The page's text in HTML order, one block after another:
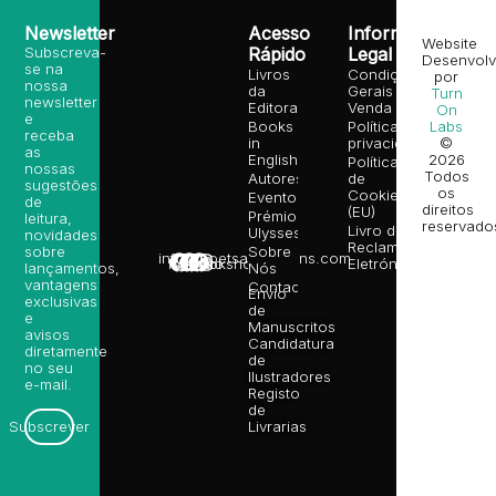
info@poetsandragons.com
Infantil
Adulto
Bookshop
Acesso
Rápido
Livros
da
Editora
Books
in
English
Autores
Eventos
Prémio
Ulysses
Sobre
Nós
Contactos
Envio
de
Manuscritos
Candidatura
de
Ilustradores
Registo
de
Livrarias
Informação
Legal
Condições
Gerais de
Venda
Política de
privacidade
Política
de
Cookies
(EU)
Livro de
Reclamações
Eletrónico
Newsletter
Subscreva-
se na
nossa
newsletter
e
receba
as
nossas
sugestões
de
leitura,
novidades
sobre
lançamentos,
vantagens
exclusivas
e
avisos
diretamente
no seu
e-mail.
Subscrever
Website
por
Turn
On
Labs
©
2026
Todos
os
direitos